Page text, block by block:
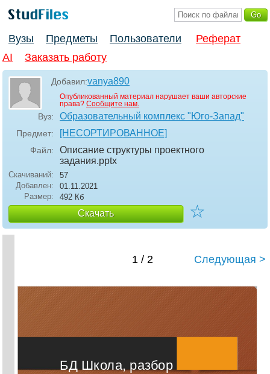
Вузы Предметы Пользователи
Реферат
AI
Заказать работу
Добавил:vanya890
Опубликованный материал нарушает ваши авторские
права? Сообщите нам.
Вуз: Образовательный комплекс "Юго-Запад"
Предмет: [НЕСОРТИРОВАННОЕ]
Файл:
Описание структуры проектного
задания.pptx
Скачиваний:
57
Добавлен:
01.11.2021
Размер:
492 Кб
Скачать ☆
1 / 2 Следующая >
БД Школа, разбор